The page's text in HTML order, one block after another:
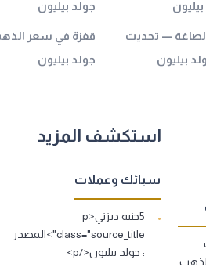
جولد بيليون
في الصاغة — تحديث
بيليون
قفزة في سعر
جولد بيليون
استكشف المزيد
سبائك وعملات
5جنيه ديزني<p
class="source_title">المصدر
: جولد بيليون</p>